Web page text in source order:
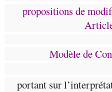
propositions de
Modèle de
portant sur